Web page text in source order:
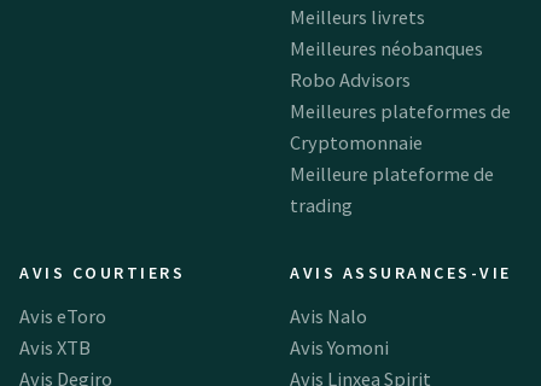
Meilleurs livrets
Meilleures néobanques
Robo Advisors
Meilleures plateformes de
Cryptomonnaie
Meilleure plateforme de
trading
AVIS COURTIERS
Avis eToro
Avis XTB
Avis Degiro
AVIS ASSURANCES-VIE
Avis Nalo
Avis Yomoni
Avis Linxea Spirit